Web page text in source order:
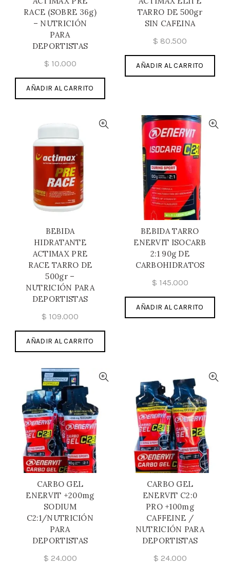
RACE (SOBRE 36g)
– NUTRICIÓN
PARA
DEPORTISTAS
$ 10.000
AÑADIR AL CARRITO
TARRO DE 500gr
SIN CAFEINA
$ 80.500
AÑADIR AL CARRITO
BEBIDA
HIDRATANTE
ACTIMAX PRE
RACE TARRO DE
500gr –
NUTRICIÓN PARA
DEPORTISTAS
$ 109.000
AÑADIR AL CARRITO
BEBIDA TARRO
ENERVIT ISOCARB
2:1 90g DE
CARBOHIDRATOS
$ 145.000
AÑADIR AL CARRITO
CARBO GEL
ENERVIT +200mg
SODIUM
C2:1/NUTRICIÓN
PARA
DEPORTISTAS
$ 24.000
CARBO GEL
ENERVIT C2:0
PRO +100mg
CAFFEINE /
NUTRICIÓN PARA
DEPORTISTAS
$ 24.000